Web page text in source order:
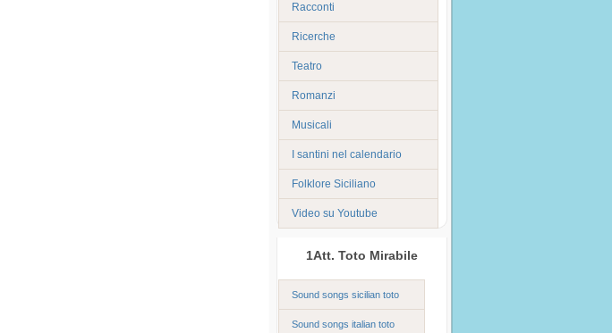
Racconti
Ricerche
Teatro
Romanzi
Musicali
I santini nel calendario
Folklore Siciliano
Video su Youtube
1Att. Toto Mirabile
Sound songs sicilian toto
Sound songs italian toto